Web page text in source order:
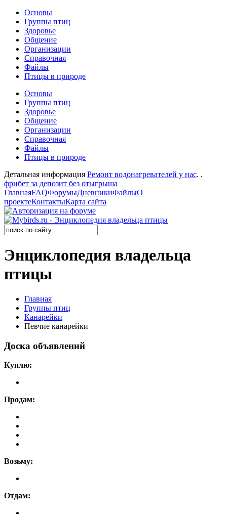
Основы
Группы птиц
Здоровье
Общение
Организации
Справочная
Файлы
Птицы в природе
Основы
Группы птиц
Здоровье
Общение
Организации
Справочная
Файлы
Птицы в природе
Детальная информация Ремонт водонагревателей у нас. .
фрибет за депозит без отыгрыша
ГлавнаяFAQФорумыДневникиФайлыО
проектеКонтактыКарта сайта
Энциклопедия владельца
птицы
Главная
Группы птиц
Канарейки
Певчие канарейки
Доска объявлений
Куплю:
Продам:
Возьму:
Отдам: